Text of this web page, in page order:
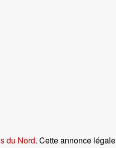
du Nord. Cette annonce légale